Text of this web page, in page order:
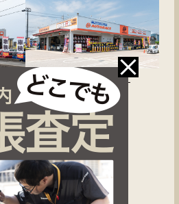
富山県南砺市福光288-1
TEL0763-53-0355
営業時間9:30 - 18:00
Map
ックスカーズ